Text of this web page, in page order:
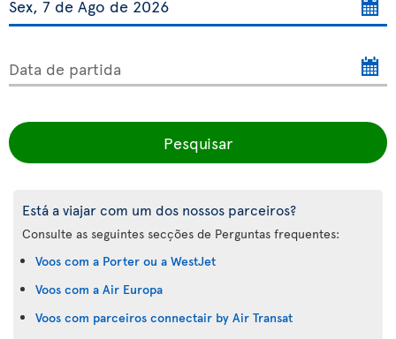
Data de partida
Pesquisar
Está a viajar com um dos nossos parceiros?
Consulte as seguintes secções de Perguntas frequentes:
Voos com a Porter ou a WestJet
Voos com a Air Europa
Voos com parceiros connectair by Air Transat